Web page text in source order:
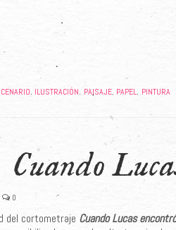
, ILUSTRACIÓN, PAISAJE, PAPEL, PINTURA
Cuando
0
del cortometraje Cuando Lucas